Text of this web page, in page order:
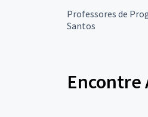
Professores de
Santos
Encontre